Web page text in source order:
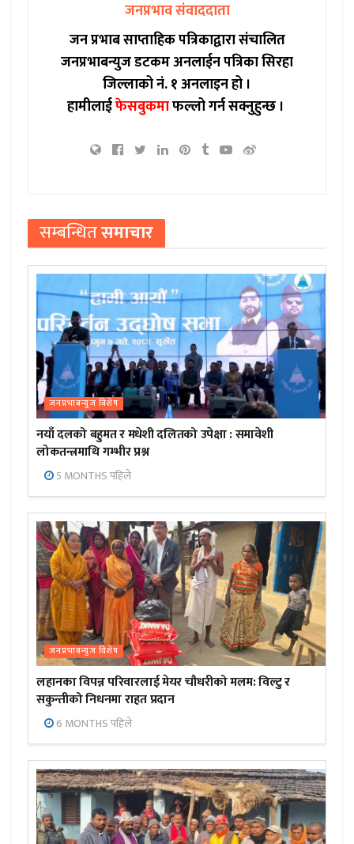
जनप्रभाव संवाददाता
जन प्रभाब साप्ताहिक पत्रिकाद्वारा संचालित
जनप्रभाबन्युज डटकम अनलाईन पत्रिका सिरहा
जिल्लाको नं. १ अनलाइन हो ।
हामीलाईफेसबुकमाफल्लो गर्न सक्नुहुन्छ ।
सम्बन्धितसमाचार
जनप्रभाबन्युज विशेष
नयाँ दलको बहुमत र मधेशी दलितको उपेक्षा : समावेशी
लोकतन्त्रमाथि गम्भीर प्रश्न
5 MONTHS पहिले
जनप्रभाबन्युज विशेष
लहानका विपन्न परिवारलाई मेयर चौधरीको मलम: विल्टु र
सकुन्तीको निधनमा राहत प्रदान
6 MONTHS पहिले